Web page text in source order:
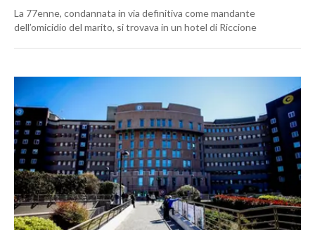
La 77enne, condannata in via definitiva come mandante
dell’omicidio del marito, si trovava in un hotel di Riccione